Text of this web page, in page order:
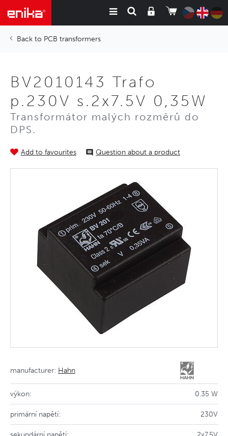
PCB transformers
BV2010143 Trafo
p.230V s.2x7.5V 0,35W
Transformátor malých rozměrů do
DPS.
Add to favourites Question about a product
manufacturer: Hahn
výkon: 0.35 W
primární napětí: 230V